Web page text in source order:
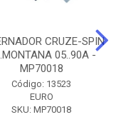
CRUZE-SPIN
05..90A -
MP70018
Código: 13523
EURO
SKU: MP70018